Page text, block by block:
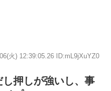
火) 12:39:05.26 ID:mL9jXuYZ0
押しが強いし、事